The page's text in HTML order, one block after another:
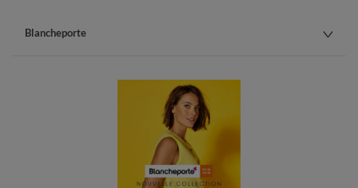
Blancheporte